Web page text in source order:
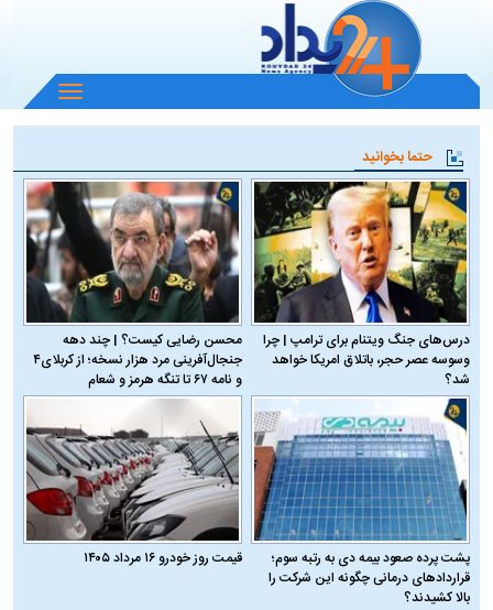
باز
و
منو
حتما بخوانید
درس‌های جنگ ویتنام برای ترامپ | چرا
وسوسه عصر حجر، باتلاق امریکا خواهد
شد؟
محسن رضایی کیست؟ | چند دهه
جنجال‌آفرینی مرد هزار نسخه؛ از کربلای۴
و نامه ۶۷ تا تنگه هرمز و شعام
پشت پرده صعود بیمه دی به رتبه سوم؛
قراردادهای درمانی چگونه این شرکت را
بالا کشیدند؟
قیمت روز خودرو ۱۶ مرداد ۱۴۰۵